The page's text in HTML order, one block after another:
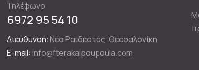
Τηλέφωνο
6972 95 54 10
Διεύθυνση: Νέα Ραιδεστός, Θεσσαλονίκη
E-mail: info@fterakaipoupoula.com